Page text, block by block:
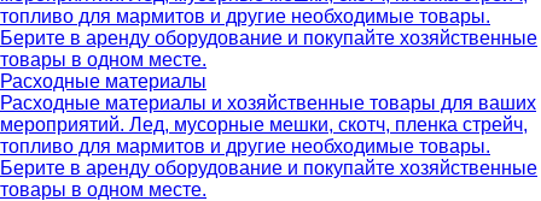
топливо для мармитов и другие необходимые товары.
Берите в аренду оборудование и покупайте хозяйственные
товары в одном месте.
Расходные материалы
Расходные материалы и хозяйственные товары для ваших
мероприятий. Лед, мусорные мешки, скотч, пленка стрейч,
топливо для мармитов и другие необходимые товары.
Берите в аренду оборудование и покупайте хозяйственные
товары в одном месте.